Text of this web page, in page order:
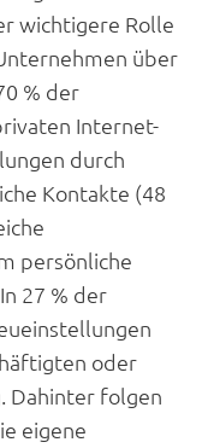
wichtigere Rolle
über
% der
Internet-
durch
Kontakte (48
persönliche
27 % der
oder
Dahinter folgen
eigene